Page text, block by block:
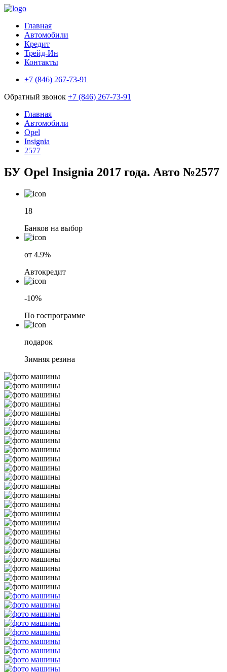
Главная
Автомобили
Кредит
Трейд-Ин
Контакты
+7 (846) 267-73-91
Обратный звонок +7 (846) 267-73-91
Главная
Автомобили
Opel
Insignia
2577
БУ Opel Insignia 2017 года. Авто №2577
18
Банков на выбор
от 4.9%
Автокредит
-10%
По госпрограмме
подарок
Зимняя резина